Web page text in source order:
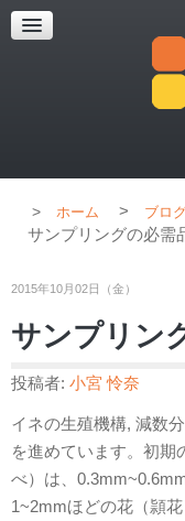
超解像顕微鏡
超解像顕微鏡の紹
ホーム > ブロ
サンプリングの必需
2015年10月02日（金）
サンプリン
投稿者: 小宮 怜奈
イネの生殖機構, 減数
を進めています。初期
べ）は、
1~2mmほどの花（頴